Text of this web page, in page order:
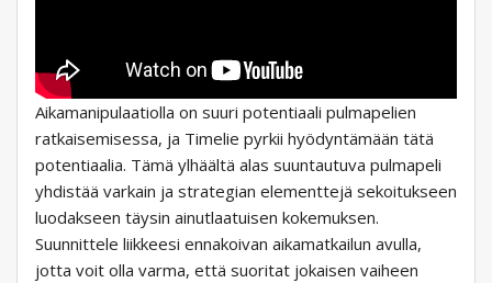
Aikamanipulaatiolla on suuri potentiaali pulmapelien
ratkaisemisessa, ja Timelie pyrkii hyödyntämään tätä
potentiaalia. Tämä ylhäältä alas suuntautuva pulmapeli
yhdistää varkain ja strategian elementtejä sekoitukseen
luodakseen täysin ainutlaatuisen kokemuksen.
Suunnittele liikkeesi ennakoivan aikamatkailun avulla,
jotta voit olla varma, että suoritat jokaisen vaiheen